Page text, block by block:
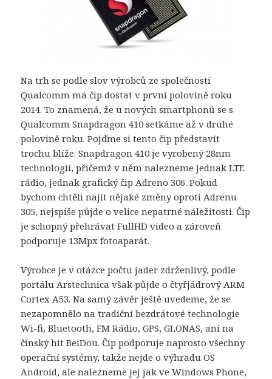
Na trh se podle slov výrobců ze společnosti
Qualcomm má čip dostat v první polovině roku
2014. To znamená, že u nových smartphonů se s
Qualcomm Snapdragon 410 setkáme až v druhé
polovině roku. Pojďme si tento čip představit
trochu blíže. Snapdragon 410 je vyrobený 28nm
technologií, přičemž v něm nalezneme jednak LTE
rádio, jednak grafický čip Adreno 306. Pokud
bychom chtěli najít nějaké změny oproti Adrenu
305, nejspíše půjde o velice nepatrné náležitosti. Čip
je schopný přehrávat FullHD video a zároveň
podporuje 13Mpx fotoaparát.
Výrobce je v otázce počtu jader zdrženlivý, podle
portálu Arstechnica však půjde o čtyřjádrový ARM
Cortex A53. Na samý závěr ještě uvedeme, že se
nezapomnělo na tradiční bezdrátové technologie
Wi-fi, Bluetooth, FM Rádio, GPS, GLONAS, ani na
čínský hit BeiDou. Čip podporuje naprosto všechny
operační systémy, takže nejde o výhradu OS
Android, ale nalezneme jej jak ve Windows Phone,